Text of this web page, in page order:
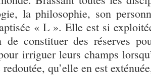
la philosophie, son
« L ». Elle est si
de constituer des réserves
irriguer leurs champs
redoutée, qu’elle en est